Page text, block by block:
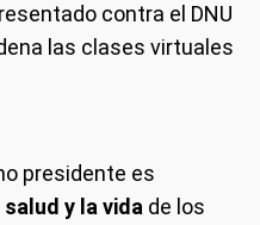
contra el DNU
las clases virtuales
presidente es
y la vida de los